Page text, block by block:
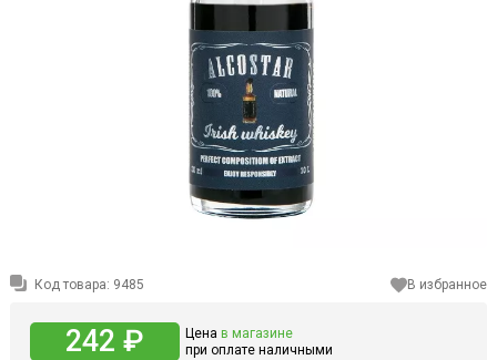
Код товара: 9485 В избранное
242 ₽ Цена в магазине
при оплате наличными